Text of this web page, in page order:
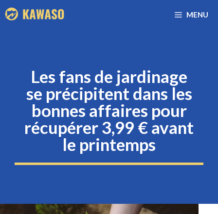
Aller
au
MENU
Les fans de jardinage
se précipitent dans les
bonnes affaires pour
récupérer 3,99 € avant
le printemps